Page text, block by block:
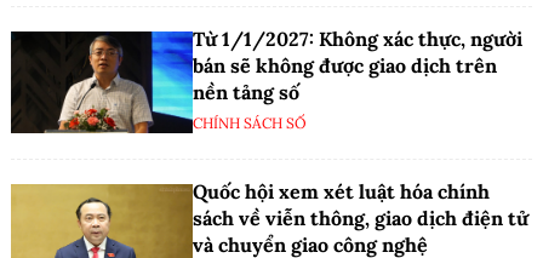
Từ 1/1/2027: Không xác thực, người
bán sẽ không được giao dịch trên
nền tảng số
CHÍNH SÁCH SỐ
Quốc hội xem xét luật hóa chính
sách về viễn thông, giao dịch điện tử
và chuyển giao công nghệ